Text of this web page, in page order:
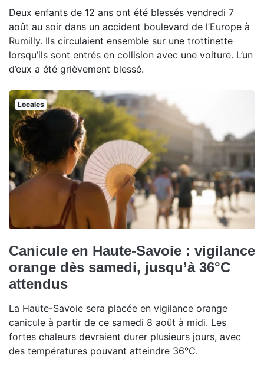
Deux enfants de 12 ans ont été blessés vendredi 7
août au soir dans un accident boulevard de l’Europe à
Rumilly. Ils circulaient ensemble sur une trottinette
lorsqu’ils sont entrés en collision avec une voiture. L’un
d’eux a été grièvement blessé.
Locales
Canicule en Haute-Savoie : vigilance
orange dès samedi, jusqu’à 36°C
attendus
La Haute-Savoie sera placée en vigilance orange
canicule à partir de ce samedi 8 août à midi. Les
fortes chaleurs devraient durer plusieurs jours, avec
des températures pouvant atteindre 36°C.